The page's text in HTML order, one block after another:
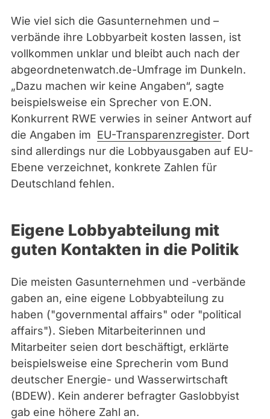
Wie viel sich die Gasunternehmen und –
verbände ihre Lobbyarbeit kosten lassen, ist
vollkommen unklar und bleibt auch nach der
abgeordnetenwatch.de-Umfrage im Dunkeln.
„Dazu machen wir keine Angaben“, sagte
beispielsweise ein Sprecher von E.ON.
Konkurrent RWE verwies in seiner Antwort auf
die Angaben im EU-Transparenzregister. Dort
sind allerdings nur die Lobbyausgaben auf EU-
Ebene verzeichnet, konkrete Zahlen für
Deutschland fehlen.
Eigene Lobbyabteilung mit
guten Kontakten in die Politik
Die meisten Gasunternehmen und -verbände
gaben an, eine eigene Lobbyabteilung zu
haben ("governmental affairs" oder "political
affairs"). Sieben Mitarbeiterinnen und
Mitarbeiter seien dort beschäftigt, erklärte
beispielsweise eine Sprecherin vom Bund
deutscher Energie- und Wasserwirtschaft
(BDEW). Kein anderer befragter Gaslobbyist
gab eine höhere Zahl an.